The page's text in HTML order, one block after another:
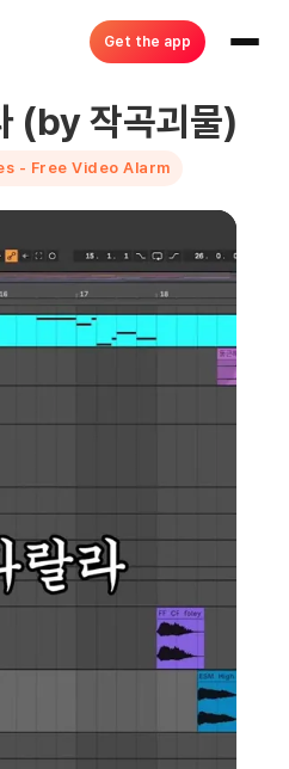
Get the app
(by 작곡괴물)
- Free Video Alarm